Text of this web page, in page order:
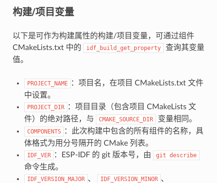
构建/项目变量
以下是可作为构建属性的构建/项目变量，可通过组件
CMakeLists.txt 中的
idf_build_get_property
查询其变量
值。
PROJECT_NAME
：项目名，在项目 CMakeLists.txt 文件
中设置。
PROJECT_DIR
：项目目录（包含项目 CMakeLists 文
件）的绝对路径，与
CMAKE_SOURCE_DIR 变量相同。
COMPONENTS
：此次构建中包含的所有组件的名称，具
体格式为用分号隔开的 CMake 列表。
IDF_VER ：ESP-IDF 的 git 版本号，由 git describe
命令生成。
IDF_VERSION_MAJOR 、 IDF_VERSION_MINOR 、